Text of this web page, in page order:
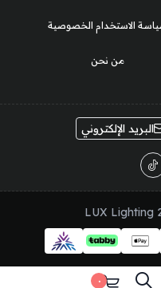
الاستخدام الخصوصية
من نحن
البريد الإلكتروني
LUX Lighting
٠